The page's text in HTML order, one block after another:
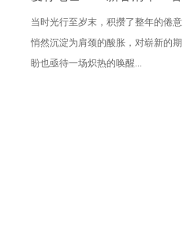
潘帅狂爱演唱会，唱响气血
声命力
当时光行至岁末，积攒了整年的倦意
悄然沉淀为肩颈的酸胀，对崭新的期
盼也亟待一场炽热的唤醒...